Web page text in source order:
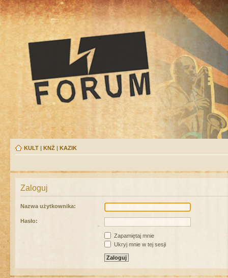
KULT | KNŻ | KAZIK
Zaloguj
Nazwa użytkownika:
Hasło:
Zapamiętaj mnie
Ukryj mnie w tej sesji